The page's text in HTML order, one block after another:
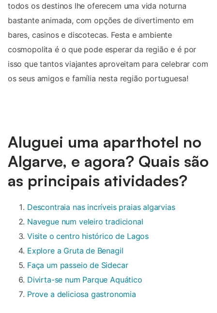
todos os destinos lhe oferecem uma vida noturna
bastante animada, com opções de divertimento em
bares, casinos e discotecas. Festa e ambiente
cosmopolita é o que pode esperar da região e é por
isso que tantos viajantes aproveitam para celebrar com
os seus amigos e família nesta região portuguesa!
Aluguei uma aparthotel no
Algarve, e agora? Quais são
as principais atividades?
Descontraia nas incríveis praias algarvias
Navegue num veleiro tradicional
Visite o centro histórico de Lagos
Explore a Gruta de Benagil
Faça um passeio de Sidecar
Divirta-se num Parque Aquático
Prove a deliciosa gastronomia